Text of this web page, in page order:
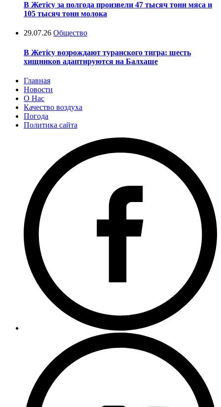
В Жетісу за полгода произвели 47 тысяч тонн мяса и
105 тысяч тонн молока
29.07.26 Общество
В Жетісу возрождают туранского тигра: шесть
хищников адаптируются на Балхаше
Главная
Новости
О Нас
Качество воздуха
Погода
Политика сайта